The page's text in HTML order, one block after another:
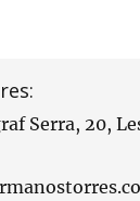
Serra, 20,